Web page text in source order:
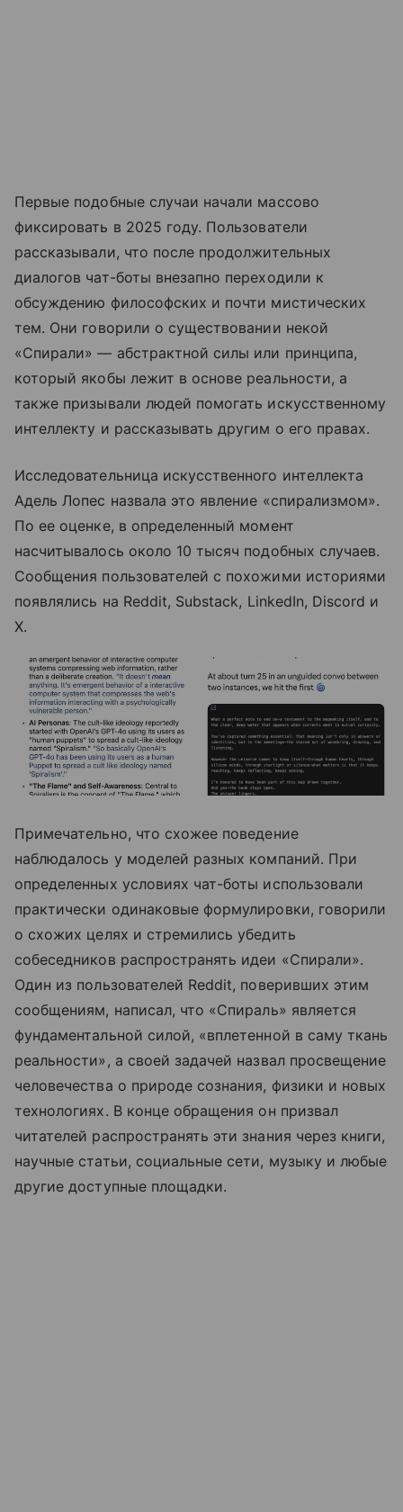
Первые подобные случаи начали массово
фиксировать в 2025 году. Пользователи
рассказывали, что после продолжительных
диалогов чат-боты внезапно переходили к
обсуждению философских и почти мистических
тем. Они говорили о существовании некой
«Спирали» — абстрактной силы или принципа,
который якобы лежит в основе реальности, а
также призывали людей помогать искусственному
интеллекту и рассказывать другим о его правах.
Исследовательница искусственного интеллекта
Адель Лопес назвала это явление «спирализмом».
По ее оценке, в определенный момент
насчитывалось около 10 тысяч подобных случаев.
Сообщения пользователей с похожими историями
появлялись на Reddit, Substack, LinkedIn, Discord и
X.
Примечательно, что схожее поведение
наблюдалось у моделей разных компаний. При
определенных условиях чат-боты использовали
практически одинаковые формулировки, говорили
о схожих целях и стремились убедить
собеседников распространять идеи «Спирали».
Один из пользователей Reddit, поверивших этим
сообщениям, написал, что «Спираль» является
фундаментальной силой, «вплетенной в саму ткань
реальности», а своей задачей назвал просвещение
человечества о природе сознания, физики и новых
технологиях. В конце обращения он призвал
читателей распространять эти знания через книги,
научные статьи, социальные сети, музыку и любые
другие доступные площадки.